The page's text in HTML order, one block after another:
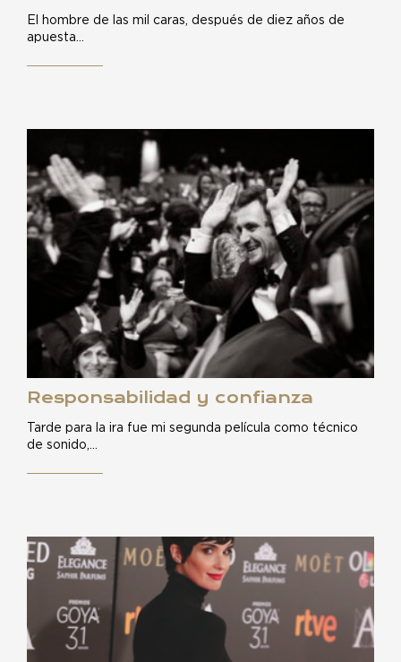
El hombre de las mil caras, después de diez años de
apuesta…
Responsabilidad y confianza
Tarde para la ira fue mi segunda película como técnico
de sonido,…